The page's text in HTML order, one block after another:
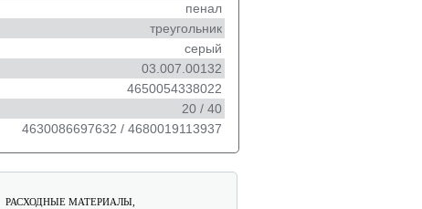
пенал
треугольник
серый
03.007.00132
4650054338022
20 / 40
4630086697632 / 4680019113937
РАСХОДНЫЕ МАТЕРИАЛЫ,